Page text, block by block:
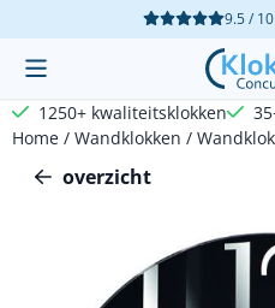
Cookievoorkeuren zijn 9.5 / 10
1250+ kwaliteitsklokken
Home / Wandklokken /
overzicht